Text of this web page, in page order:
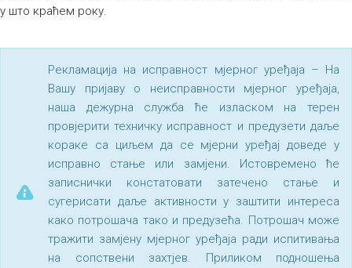
у што краћем року.
Рекламација на исправност мјерног уређаја – На
Вашу пријаву о неисправности мјерног уређаја,
наша дежурна служба ће изласком на терен
провјерити техничку исправност и предузети даље
кораке са циљем да се мјерни уређај доведе у
исправно стање или замјени. Истовремено ће
записнички констатовати затечено стање и
сугерисати даље активности у заштити интереса
како потрошача тако и предузећа. Потрошач може
тражити замјену мјерног уређаја ради испитивања
на сопствени захтјев. Приликом подношења